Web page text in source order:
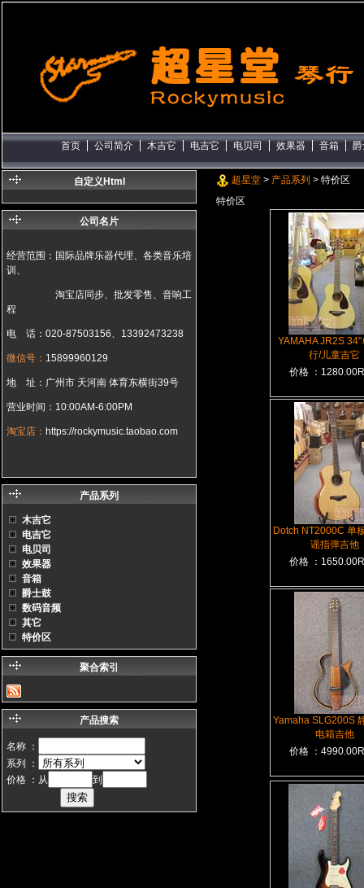
首页 公司简介 木吉它 电吉它 电贝司 效果器 音箱
超星堂 > 产品系列 > 特价区
特价区
YAMAHA JR2S
行/儿童吉它
价格 ：
Dotch NT2000C 单
谣指弹吉他
价格 ：
Yamaha SLG200S
电箱吉他
价格 ：
自定义Html
公司名片
经营范围：国际品牌乐器代理、各类音乐培
训、
淘宝店同步、批发零售、音响工
程
电 话：020-87503156、13392473238
微信号： 15899960129
地 址：广州市 天河南 体育东横街39号
营业时间：10:00AM-6:00PM
淘宝店： https://rockymusic.taobao.com
产品系列
木吉它
电吉它
电贝司
效果器
音箱
爵士鼓
数码音频
其它
特价区
聚合索引
产品搜索
名称 ：
系列 ：
价格 ：从
到